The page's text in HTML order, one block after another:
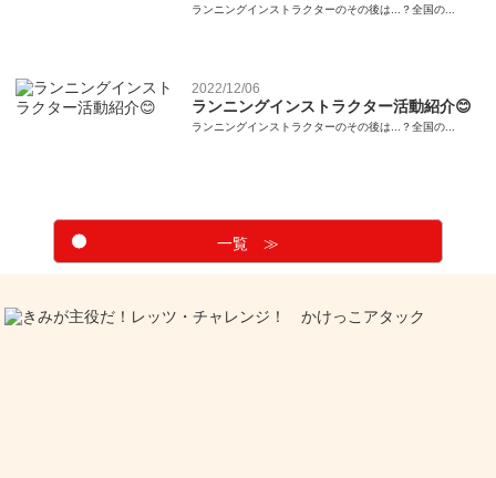
ランニングインストラクターのその後は...？全国の...
2022/12/06
ランニングインストラクター活動紹介😊
ランニングインストラクターのその後は...？全国の...
一覧 ≫